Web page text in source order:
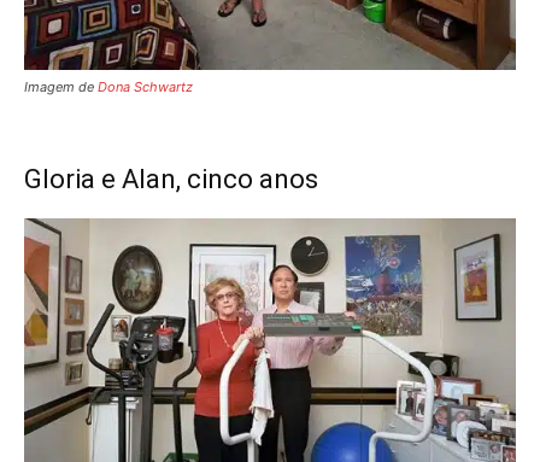
Imagem de Dona Schwartz
Gloria e Alan, cinco anos